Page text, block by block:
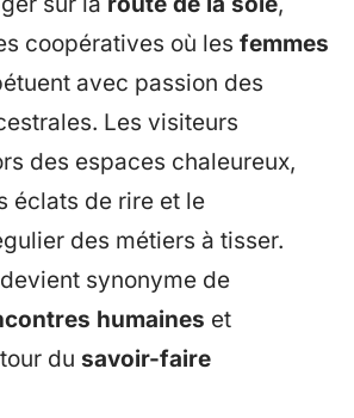
coopératives où les femmes
avec passion des
Les visiteurs
des espaces chaleureux,
éclats de rire et le
des métiers à tisser.
synonyme de
humaines et
du savoir-faire